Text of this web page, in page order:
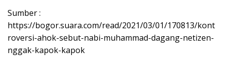
Sumber :
https://bogor.suara.com/read/2021/03/01/170813/kont
roversi-ahok-sebut-nabi-muhammad-dagang-netizen-
nggak-kapok-kapok